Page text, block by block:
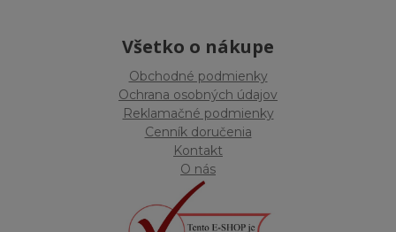
Všetko o nákupe
Obchodné podmienky
Ochrana osobných údajov
Reklamačné podmienky
Cenník doručenia
Kontakt
O nás